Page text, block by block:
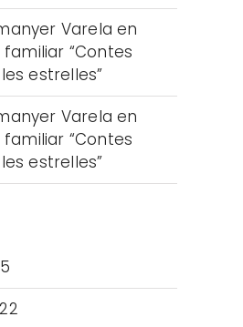
Varela en
“Contes
estrelles”
Varela en
“Contes
estrelles”